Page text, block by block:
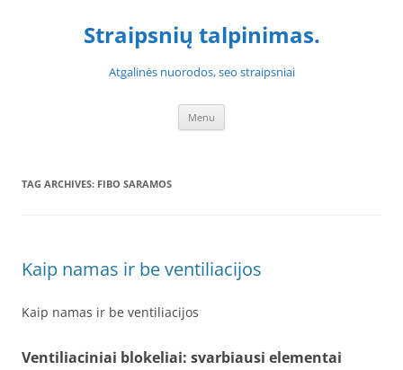
Straipsnių talpinimas.
Atgalinės nuorodos, seo straipsniai
Menu
TAG ARCHIVES: FIBO SARAMOS
Kaip namas ir be ventiliacijos
Kaip namas ir be ventiliacijos
Ventiliaciniai blokeliai: svarbiausi elementai